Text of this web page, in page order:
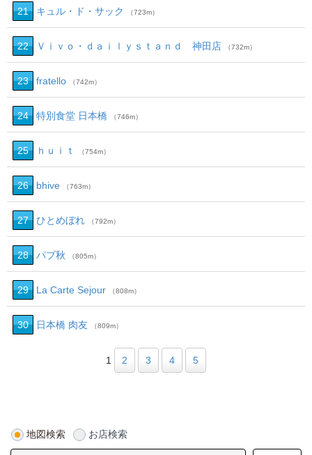
21 キュル・ド・サック （723m）
22 Ｖｉｖｏ・ｄａｉｌｙｓｔａｎｄ 神田店 （732m）
23 fratello （742m）
24 特別食堂 日本橋 （746m）
25 ｈｕｉｔ （754m）
26 bhive （763m）
27 ひとめぼれ （792m）
28 パブ秋 （805m）
29 La Carte Sejour （808m）
30 日本橋 肉友 （809m）
1 2 3 4 5
地図検索 お店検索